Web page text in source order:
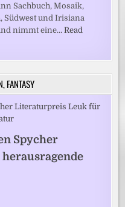
Sachbuch, Mosaik,
Südwest und Irisiana
nimmt eine…Read
FANTASY
Spycher